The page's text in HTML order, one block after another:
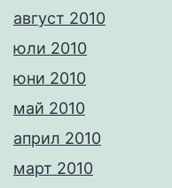
август 2010
юли 2010
юни 2010
май 2010
април 2010
март 2010